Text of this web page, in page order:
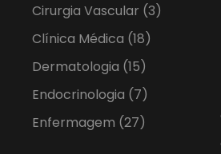
Cirurgia Vascular (3)
Clínica Médica (18)
Dermatologia (15)
Endocrinologia (7)
Enfermagem (27)